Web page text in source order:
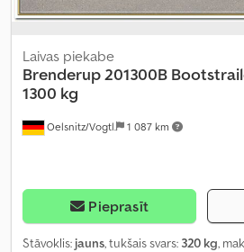
Oelsnitz/Vogtl. 1 087 km
Laivas piekabe
Brenderup201300B
1300 kg
Pieprasīt
Stāvoklis: jauns, tukšais svars: 320 kg,